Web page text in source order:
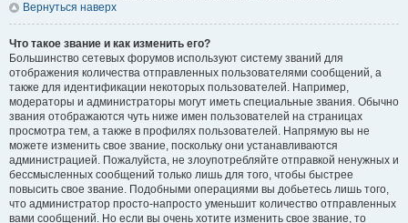
Вернуться наверх
Что такое звание и как изменить его?
Большинство сетевых форумов используют систему званий для
отображения количества отправленных пользователями сообщений, а
также для идентификации некоторых пользователей. Например,
модераторы и администраторы могут иметь специальные звания. Обычно
звания отображаются чуть ниже имен пользователей на страницах
просмотра тем, а также в профилях пользователей. Напрямую вы не
можете изменить свое звание, поскольку они устанавливаются
администрацией. Пожалуйста, не злоупотребляйте отправкой ненужных и
бессмысленных сообщений только лишь для того, чтобы быстрее
повысить свое звание. Подобными операциями вы добьетесь лишь того,
что администратор просто-напросто уменьшит количество отправленных
вами сообщений. Но если вы очень хотите изменить свое звание, то